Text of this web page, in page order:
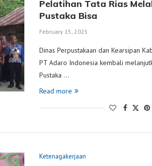
Pelatihan Tata Rias
Pustaka Bisa
February 15, 2025
Dinas Perpustakaan dan Kearsipan
PT Adaro Indonesia kembali
Pustaka …
Read more
Ketenagakerjaan